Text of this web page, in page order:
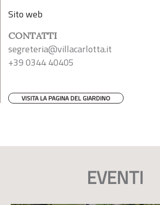
Sito web
CONTATTI
segreteria@villacarlotta.it
+39 0344 40405
VISITA LA PAGINA DEL GIARDINO
EVENTI